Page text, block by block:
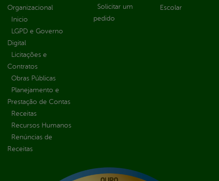
Organizacional
Inicio
LGPD e Governo
Digital
Licitações e
Contratos
Obras Públicas
Planejamento e
Prestação de Contas
Receitas
Recursos Humanos
Renúncias de
Receitas
Solicitar um
pedido
Escolar